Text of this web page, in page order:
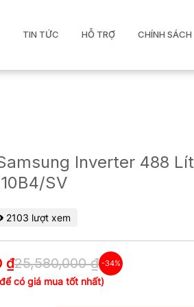
TIN TỨC HỖ TRỢ CHÍNH SÁCH
Inverter 488 Lít
SV
2103 lượt xem
₫25,580,000 ₫ -34%
có giá mua tốt nhất)